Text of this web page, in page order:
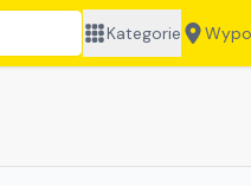
Kategorie